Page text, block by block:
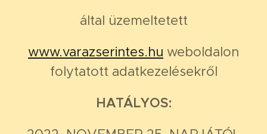
által üzemeltetett
www.varazserintes.hu weboldalon
folytatott adatkezelésekről
HATÁLYOS: